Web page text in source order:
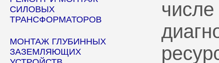
СИЛОВЫХ
ТРАНСФОРМАТОРОВ
МОНТАЖ ГЛУБИННЫХ
ЗАЗЕМЛЯЮЩИХ